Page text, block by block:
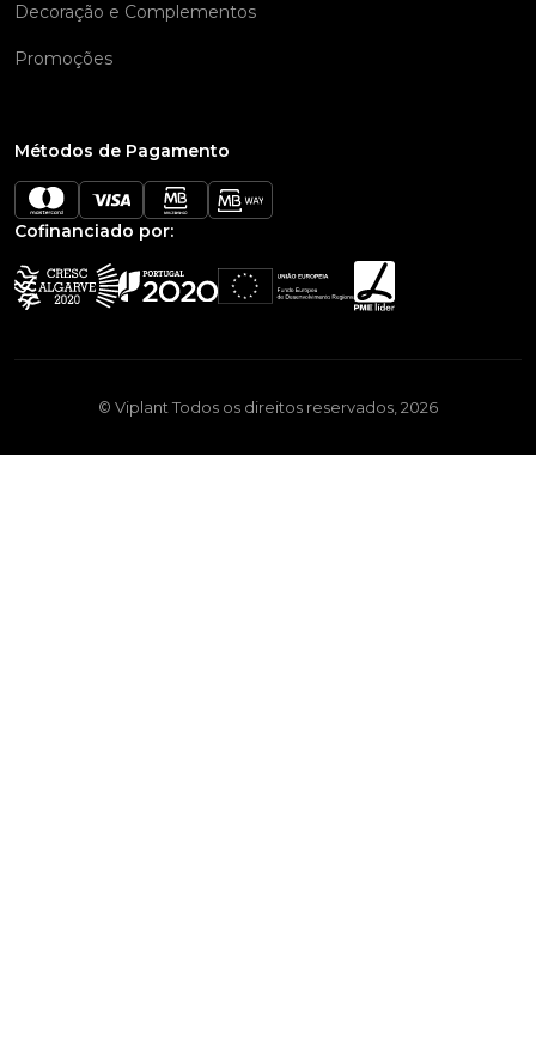
Decoração e Complementos
Promoções
Métodos de Pagamento
Cofinanciado por:
© Viplant Todos os direitos reservados, 2026